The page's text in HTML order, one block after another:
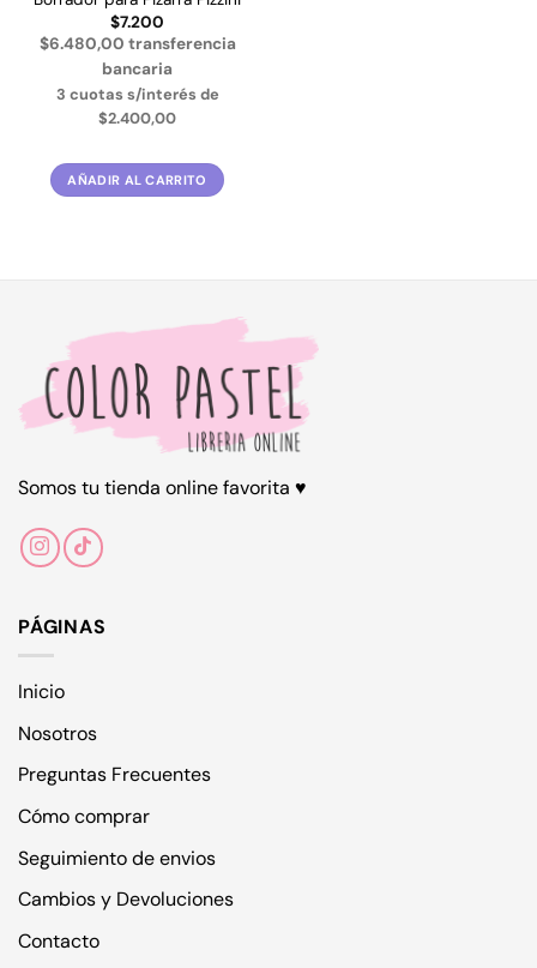
$7.200
$6.480,00 transferencia
bancaria
3 cuotas s/interés de
$2.400,00
AÑADIR AL CARRITO
Somos tu tienda online favorita ♥
PÁGINAS
Inicio
Nosotros
Preguntas Frecuentes
Cómo comprar
Seguimiento de envios
Cambios y Devoluciones
Contacto